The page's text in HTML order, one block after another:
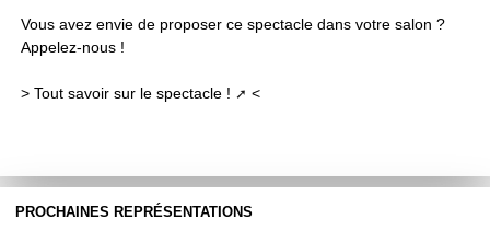
Vous avez envie de proposer ce spectacle dans votre salon ?
Appelez-nous !
> Tout savoir sur le spectacle ! <
PROCHAINES REPRÉSENTATIONS